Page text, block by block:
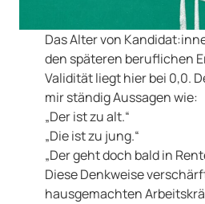
Das Alter von
den späteren beruflichen
Validität liegt hier bei 0,0.
mir ständig Aussagen wie:
„Der ist zu alt.“
„Die ist zu jung.“
„Der geht doch bald in
Diese Denkweise
hausgemachten